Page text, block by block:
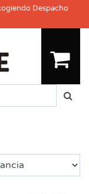
Despacho